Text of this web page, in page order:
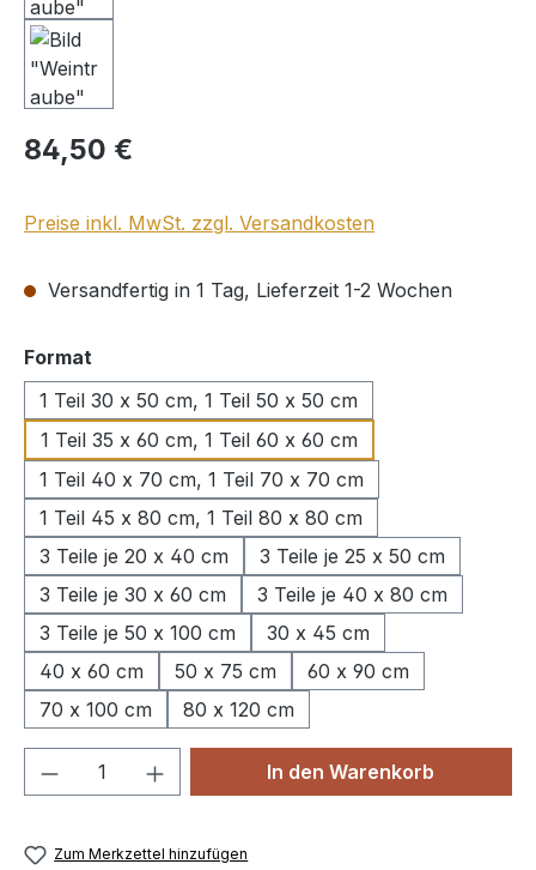
Regulärer Preis:
84,50 €
Preise inkl. MwSt. zzgl. Versandkosten
Versandfertig in 1 Tag, Lieferzeit 1-2 Wochen
Format
1 Teil 30 x 50 cm, 1 Teil 50 x 50 cm
1 Teil 35 x 60 cm, 1 Teil 60 x 60 cm
1 Teil 40 x 70 cm, 1 Teil 70 x 70 cm
1 Teil 45 x 80 cm, 1 Teil 80 x 80 cm
3 Teile je 20 x 40 cm
3 Teile je 25 x 50 cm
3 Teile je 30 x 60 cm
3 Teile je 40 x 80 cm
3 Teile je 50 x 100 cm
30 x 45 cm
40 x 60 cm
50 x 75 cm
60 x 90 cm
70 x 100 cm
80 x 120 cm
Produkt Anzahl: Gib denIn den Warenkorb
Zum Merkzettel hinzufügen